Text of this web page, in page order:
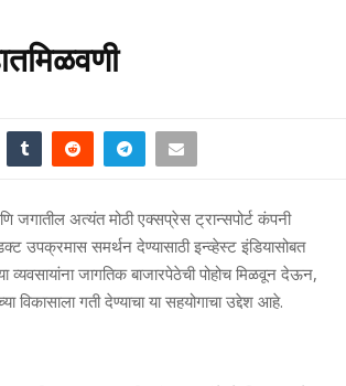
अत्यंत मोठी एक्सप्रेस ट्रान्सपोर्ट कंपनी
उपक्रमास समर्थन देण्यासाठी इन्व्हेस्ट इंडियासोबत
जागतिक बाजारपेठेची पोहोच मिळवून देऊन,
विकासाला गती देण्याचा या सहयोगाचा उद्देश आहे.